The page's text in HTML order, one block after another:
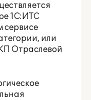
1С:ИТС
сервисе
или
Отраслевой